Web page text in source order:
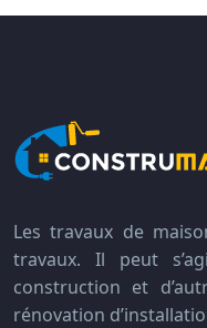
Les travaux de
travaux. Il peut
construction et
rénovation